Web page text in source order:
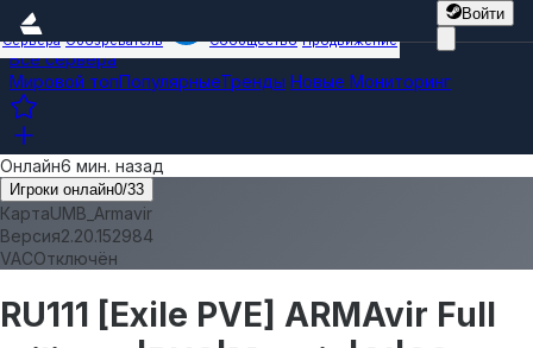
Войти
Сервера Обозреватель Сообщество Продвижение
Все сервера
Мировой топПопулярныеТренды Новые Мониторинг
RU111 [Exile PVE] ARMAvir Full
Онлайн6 мин. назад
Игроки онлайн0/33
КартаUMB_Armavir
Версия2.20.152984
VACОтключён